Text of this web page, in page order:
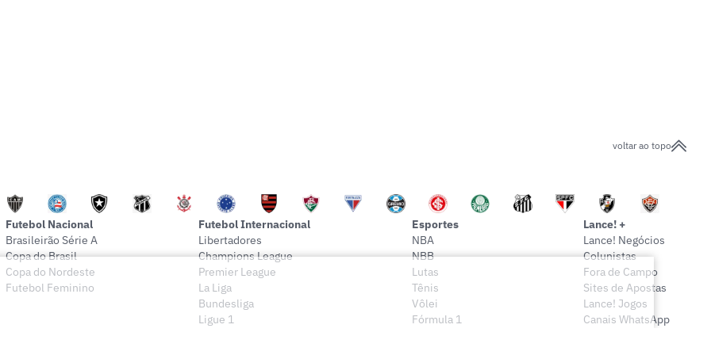
voltar ao topo
Futebol Nacional
Brasileirão Série A
Copa do Brasil
Copa do Nordeste
Futebol Feminino
Futebol Internacional
Libertadores
Champions League
Premier League
La Liga
Bundesliga
Ligue 1
Esportes
NBA
NBB
Lutas
Tênis
Vôlei
Fórmula 1
Lance! +
Lance! Negócios
Colunistas
Fora de Campo
Sites de Apostas
Lance! Jogos
Canais WhatsApp